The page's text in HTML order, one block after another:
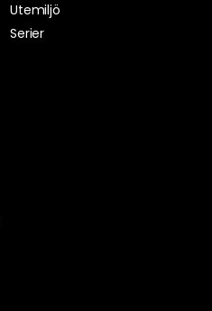
Utemiljö
Serier